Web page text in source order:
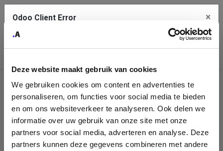
Deze website maakt gebruik van cookies
We gebruiken cookies om content en advertenties te
personaliseren, om functies voor social media te bieden
en om ons websiteverkeer te analyseren. Ook delen we
informatie over uw gebruik van onze site met onze
partners voor social media, adverteren en analyse. Deze
partners kunnen deze gegevens combineren met andere
Company
Identification
Please fill in your company details
Odoo Client Error ×
service.
See details